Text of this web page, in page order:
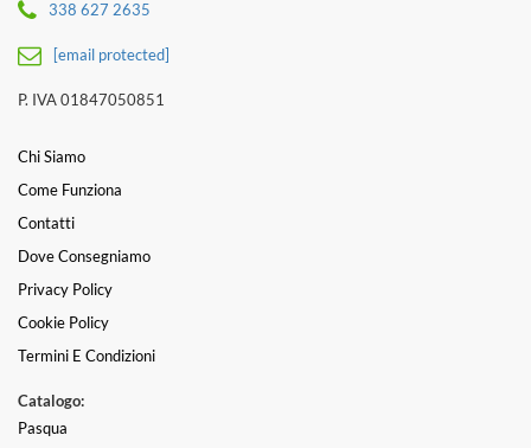
338 627 2635
[email protected]
P. IVA 01847050851
Chi Siamo
Come Funziona
Contatti
Dove Consegniamo
Privacy Policy
Cookie Policy
Termini E Condizioni
Catalogo:
Pasqua